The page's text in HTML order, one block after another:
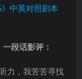
中英对照剧本
段话影评：
力，我苦苦寻找